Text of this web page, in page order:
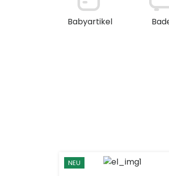
Babyartikel
NEU